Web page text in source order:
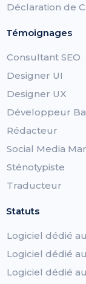
Déclaration de
Témoignages
Consultant SEO
Designer UI
Designer UX
Développeur
Rédacteur
Social Media
Sténotypiste
Traducteur
Statuts
Logiciel dédié
Logiciel dédié
Logiciel dédié